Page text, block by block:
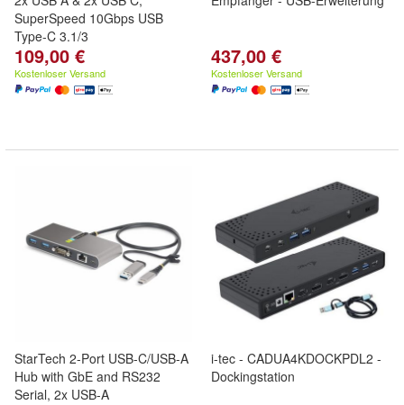
SuperSpeed 10Gbps USB
Type-C 3.1/3
109,00 €
Kostenloser Versand
437,00 €
Kostenloser Versand
StarTech 2-Port USB-C/USB-A
Hub with GbE and RS232
Serial, 2x USB-A
i-tec - CADUA4KDOCKPDL2 -
Dockingstation